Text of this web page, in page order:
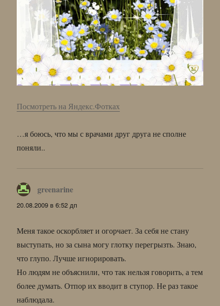
Посмотреть на Яндекс.Фотках
…я боюсь, что мы с врачами друг друга не сполне
поняли..
greenarine
20.08.2009 в 6:52 дп
Меня такое оскорбляет и огорчает. За себя не стану
выступать, но за сына могу глотку перегрызть. Знаю,
что глупо. Лучше игнорировать.
Но людям не объяснили, что так нельзя говорить, а тем
более думать. Отпор их вводит в ступор. Не раз такое
наблюдала.